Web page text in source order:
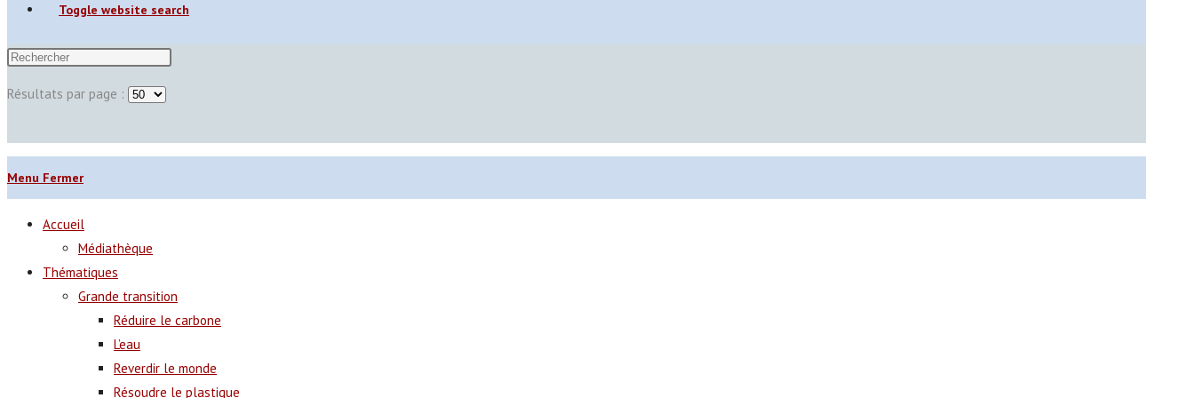
Toggle website search
Résultats par page :
Menu Fermer
Accueil
Médiathèque
Thématiques
Grande transition
Réduire le carbone
L’eau
Reverdir le monde
Résoudre le plastique